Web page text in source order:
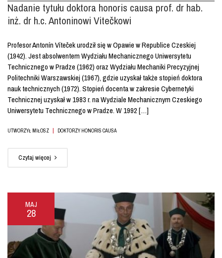
Nadanie tytułu doktora honoris causa prof. dr hab.
inż. dr h.c. Antoninowi Vitečkowi
Profesor Antonín Víteček urodził się w Opawie w Republice Czeskiej
(1942). Jest absolwentem Wydziału Mechanicznego Uniwersytetu
Technicznego w Pradze (1962) oraz Wydziału Mechaniki Precyzyjnej
Politechniki Warszawskiej (1967), gdzie uzyskał także stopień doktora
nauk technicznych (1972). Stopień docenta w zakresie Cybernetyki
Technicznej uzyskał w 1983 r. na Wydziale Mechanicznym Czeskiego
Uniwersytetu Technicznego w Pradze. W 1992 […]
UTWORZYŁ MIŁOSZ | DOKTORZY HONORIS CAUSA
Czytaj więcej
MAJ
28